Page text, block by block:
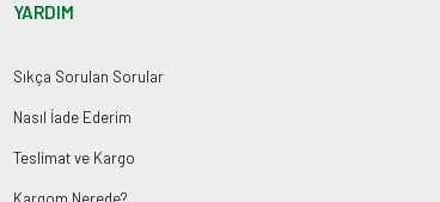
YARDIM
Sıkça Sorulan Sorular
Nasıl İade Ederim
Teslimat ve Kargo